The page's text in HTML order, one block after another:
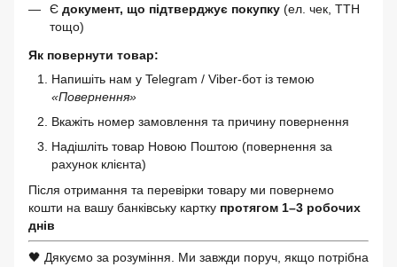
Є документ, що підтверджує покупку (ел. чек, ТТН
тощо)
Як повернути товар:
Напишіть нам у Telegram / Viber-бот із темою
«Повернення»
Вкажіть номер замовлення та причину повернення
Надішліть товар Новою Поштою (повернення за
рахунок клієнта)
Після отримання та перевірки товару ми повернемо
кошти на вашу банківську картку протягом 1–3 робочих
днів
🖤 Дякуємо за розуміння. Ми завжди поруч, якщо потрібна